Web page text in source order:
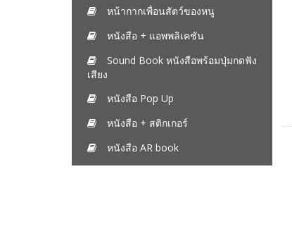
หน้ากากเพื่อนสัตว์ของหนู
หนังสือ + แอพพลิเคชัน
Sound Book หนังสือพร้อมปุ่มกดฟัง
เสียง
หนังสือ Pop Up
หนังสือ + สติกเกอร์
หนังสือ AR book